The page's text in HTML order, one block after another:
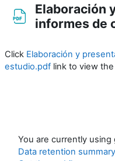
Elaboración
informes de
Click Elaboración y
estudio.pdf link to view the
You are currently
Data retention summary